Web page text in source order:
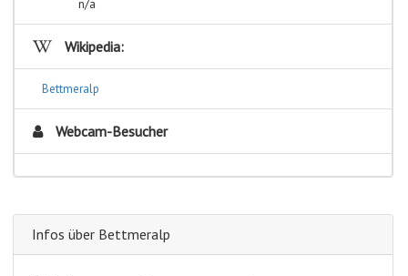
n/a
Wikipedia:
Bettmeralp
Webcam-Besucher
Infos über Bettmeralp